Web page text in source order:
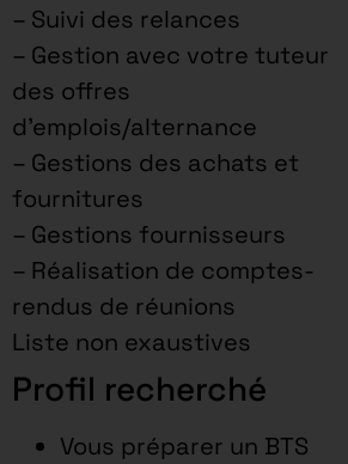
– Suivi des relances
– Gestion avec votre tuteur
des offres
d’emplois/alternance
– Gestions des achats et
fournitures
– Gestions fournisseurs
– Réalisation de comptes-
rendus de réunions
Liste non exaustives
Profil recherché
Vous préparer un BTS